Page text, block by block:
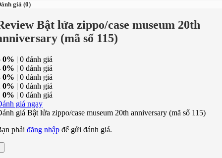
giá (0)
Bật lửa zippo/case museum 20th
(mã số 115)
0% | 0 đánh giá
0% | 0 đánh giá
0% | 0 đánh giá
0% | 0 đánh giá
0% | 0 đánh giá
giá ngay
giá Bật lửa zippo/case museum 20th anniversary (mã số 115)
phải đăng nhập để gửi đánh giá.